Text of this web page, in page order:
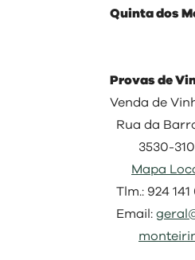
Quinta dos
Provas de
Venda de
Rua da
3530-310
Mapa
Tlm.: 924
Email: